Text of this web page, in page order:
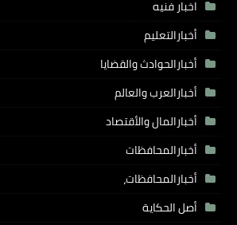
اخبار فنيه
أخبارالتعليم
أخبارالحوادث والقضايا
أخبارالعرب والعالم
أخبارالمال والأقتصاد
أخبارالمحافظات
أخبارالمحافظات،
أصل الحكاية